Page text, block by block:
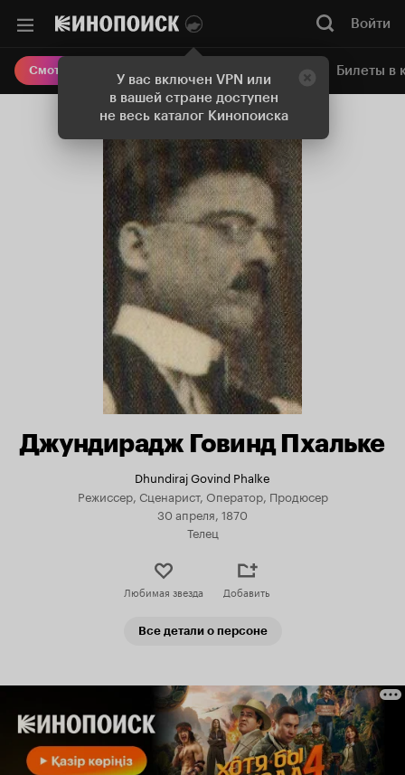
У вас включен VPN или
в вашей стране доступен
не весь каталог Кинопоиска
Войти
Смотреть кино Онлайн-кинотеатр Билеты в
Джундирадж Говинд Пхальке
Dhundiraj Govind Phalke
Режиссер, Сценарист, Оператор, Продюсер
30 апреля, 1870
Телец
Любимая звезда Добавить
Все детали о персоне